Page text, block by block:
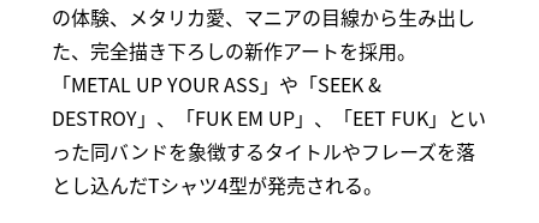
の体験、メタリカ愛、マニアの⽬線から⽣み出し
た、完全描き下ろしの新作アートを採⽤。
「METAL UP YOUR ASS」や「SEEK &
DESTROY」、「FUK EM UP」、「EET FUK」とい
った同バンドを象徴するタイトルやフレーズを落
とし込んだTシャツ4型が発売される。